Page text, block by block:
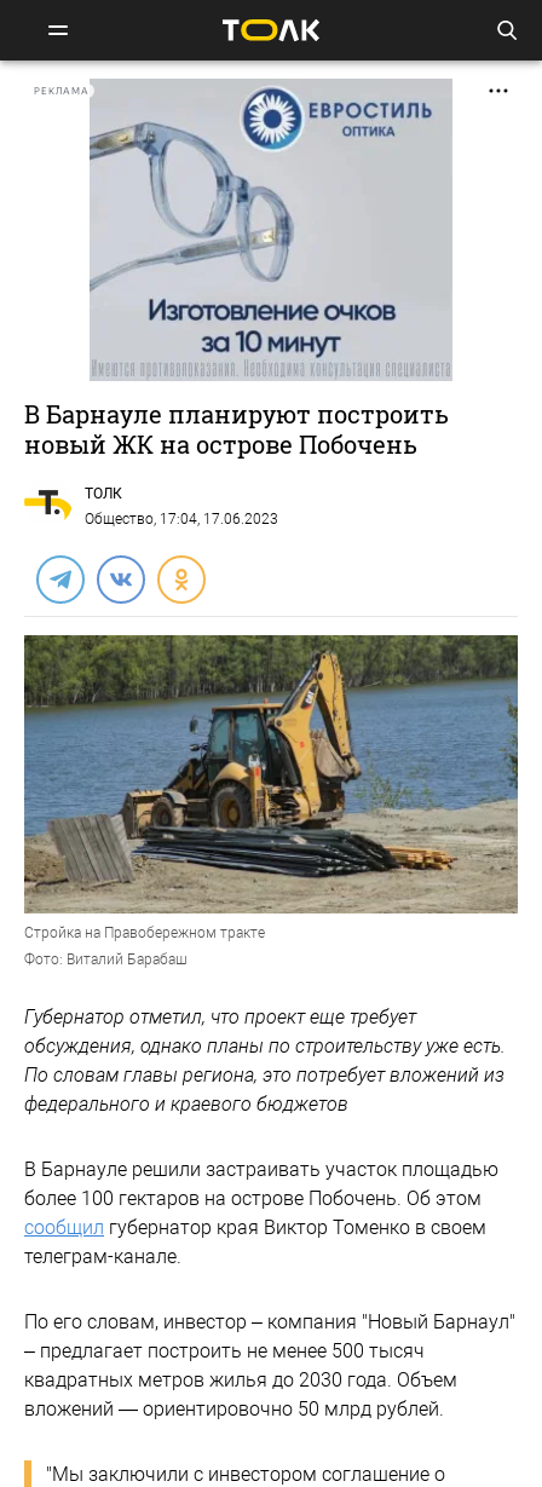
РЕКЛАМА
В Барнауле планируют построить
новый ЖК на острове Побочень
ТОЛК
Общество, 17:04, 17.06.2023
Стройка на Правобережном тракте
Фото: Виталий Барабаш
Губернатор отметил, что проект еще требует
обсуждения, однако планы по строительству уже есть.
По словам главы региона, это потребует вложений из
федерального и краевого бюджетов
В Барнауле решили застраивать участок площадью
более 100 гектаров на острове Побочень. Об этом
сообщил губернатор края Виктор Томенко в своем
телеграм-канале.
По его словам, инвестор – компания "Новый Барнаул"
– предлагает построить не менее 500 тысяч
квадратных метров жилья до 2030 года. Объем
вложений — ориентировочно 50 млрд рублей.
"Мы заключили с инвестором соглашение о